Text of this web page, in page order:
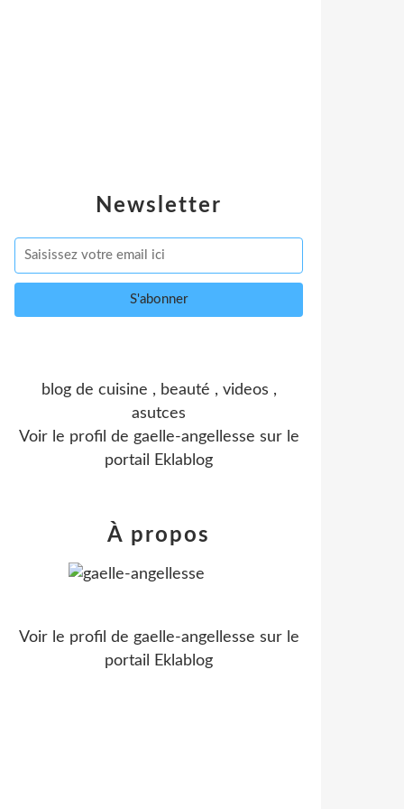
Newsletter
blog de cuisine , beauté , videos ,
asutces
Voir le profil de gaelle-angellesse sur le
portail Eklablog
À propos
Voir le profil de gaelle-angellesse sur le
portail Eklablog